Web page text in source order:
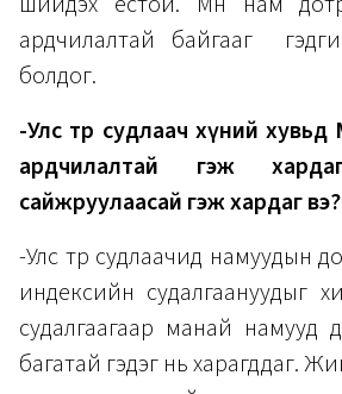
ардчилалтай байгааг
болдог.
-Улс төр судлаач хүний
ардчилалтай гэж
сайжруулаасай гэж хардаг вэ?
-Улс төр судлаачид намуудын
индексийн судалгаануудыг
судалгаагаар манай намууд
багатай гэдэг нь харагддаг.